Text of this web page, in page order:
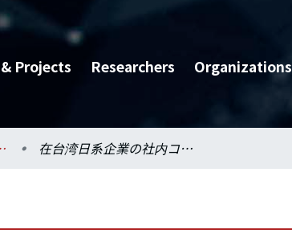
Projects Researchers Organizations
本語文學系 在台湾日系企業の社内コミュニケーションに対するイメージ